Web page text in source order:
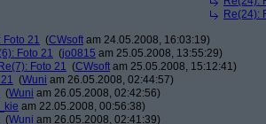
Re(24):
Foto 21 (CWsoft am 24.05.2008, 16:03:19)
Foto 21 (jo0815 am 25.05.2008, 13:55:29)
Re(7): Foto 21 (CWsoft am 25.05.2008, 15:12:41)
(Wuni am 26.05.2008, 02:44:57)
(Wuni am 26.05.2008, 02:42:56)
am 22.05.2008, 00:56:38)
(Wuni am 26.05.2008, 02:41:39)